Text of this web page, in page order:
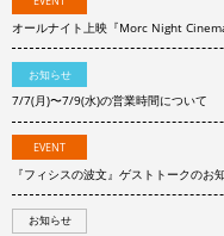
オールナイト上映『Morc Night
お知らせ
7/7(月)〜7/9(水)の営業時間について
EVENT
『フィシスの波文』ゲストトークのお
お知らせ